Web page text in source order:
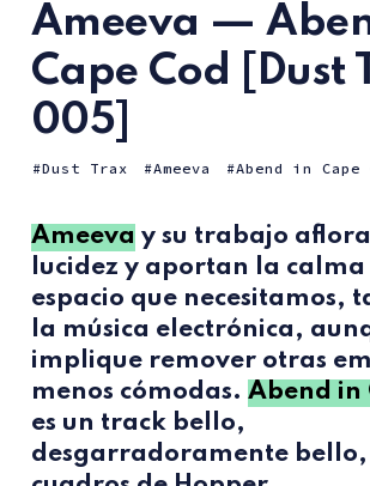
Ameeva —
Cape Cod [Dust
005]
Dust Trax Ameeva Abend in Cape
Ameeva y su trabajo
lucidez y aportan la calma
espacio que necesitamos,
la música electrónica,
implique remover otras
menos cómodas. Abend in
es un track bello,
desgarradoramente bello,